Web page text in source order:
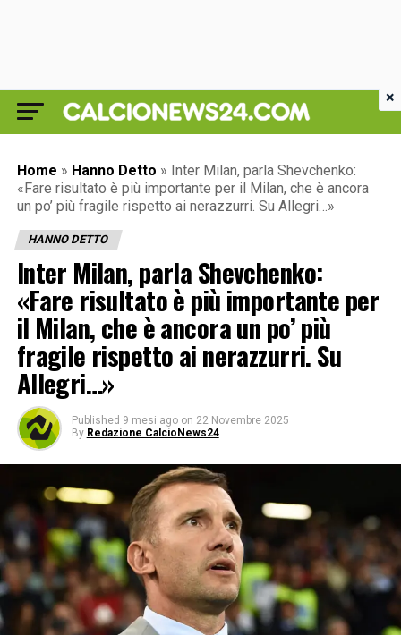
Home » Hanno Detto » Inter Milan, parla Shevchenko:
«Fare risultato è più importante per il Milan, che è ancora
un po’ più fragile rispetto ai nerazzurri. Su Allegri…»
HANNO DETTO
Inter Milan, parla Shevchenko:
«Fare risultato è più importante per
il Milan, che è ancora un po’ più
fragile rispetto ai nerazzurri. Su
Allegri…»
Published 9 mesi ago on 22 Novembre 2025
By Redazione CalcioNews24
×